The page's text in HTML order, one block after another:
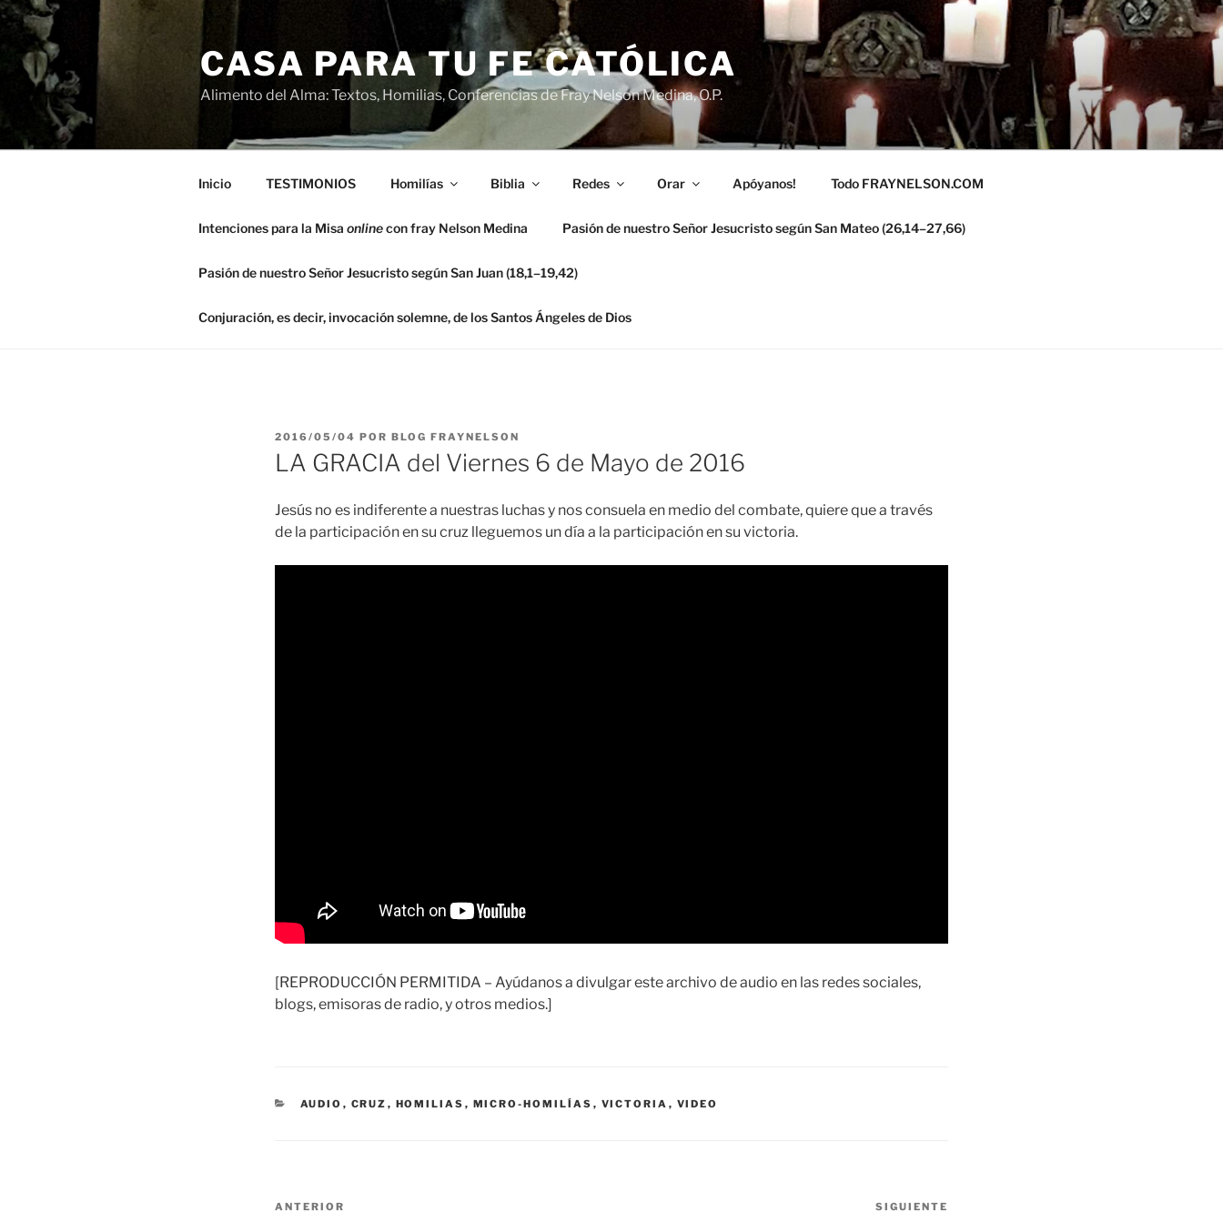
Saltar
contenido
CASA PARA TU FE CATÓLICA
Alimento del Alma: Textos, Homilias, Conferencias de Fray Nelson Medina, O.P.
Inicio TESTIMONIOS Homilías Biblia Redes Orar Apóyanos! Todo FRAYNELSON.COM
Intenciones para la Misa onlinecon fray Nelson Medina Pasión de nuestro Señor Jesucristo según San Mateo (26,14–27,66)
Pasión de nuestro Señor Jesucristo según San Juan (18,1–19,42)
Conjuración, es decir, invocación solemne, de los Santos Ángeles de Dios
PUBLICADO
EL
2016/05/04 POR BLOG FRAYNELSON
LA GRACIA del Viernes 6 de Mayo de 2016
Jesús no es indiferente a nuestras luchas y nos consuela en medio del combate, quiere que a través
de la participación en su cruz lleguemos un día a la participación en su victoria.
[REPRODUCCIÓN PERMITIDA – Ayúdanos a divulgar este archivo de audio en las redes sociales,
blogs, emisoras de radio, y otros medios.]
CATEGORÍAS
AUDIO , CRUZ , HOMILIAS , MICRO-HOMILÍAS , VICTORIA , VIDEO
Navegación
Entrada
ANTERIOR SIGUIENTE